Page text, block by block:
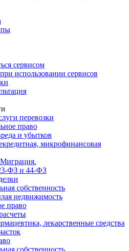
сервисом
использовании сервисов
перевозки
право
и убытков
микрофинансовая
ФЗ и 44-ФЗ
собственность
недвижимость
право
лекарственные средства
собственность